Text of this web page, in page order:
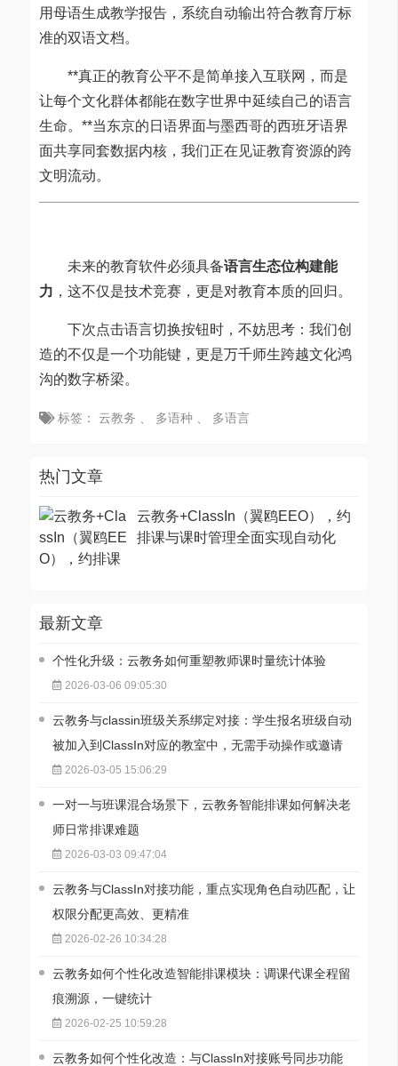
用母语生成教学报告，系统自动输出符合教育厅标
准的双语文档。
**真正的教育公平不是简单接入互联网，而是
让每个文化群体都能在数字世界中延续自己的语言
生命。**当东京的日语界面与墨西哥的西班牙语界
面共享同套数据内核，我们正在见证教育资源的跨
文明流动。
未来的教育软件必须具备语言生态位构建能
力 ，这不仅是技术竞赛，更是对教育本质的回归。
下次点击语言切换按钮时，不妨思考：我们创
造的不仅是一个功能键，更是万千师生跨越文化鸿
沟的数字桥梁。
标签： 云教务 多语种 多语言
热门文章
云教务+ClassIn（翼鸥EEO），约
排课与课时管理全面实现自动化
最新文章
个性化升级：云教务如何重塑教师课时量统计体验
2026-03-06 09:05:30
云教务与classin班级关系绑定对接：学生报名班级自动
被加入到ClassIn对应的教室中，无需手动操作或邀请
2026-03-05 15:06:29
一对一与班课混合场景下，云教务智能排课如何解决老
师日常排课难题
2026-03-03 09:47:04
云教务与ClassIn对接功能，重点实现角色自动匹配，让
权限分配更高效、更精准
2026-02-26 10:34:28
云教务如何个性化改造智能排课模块：调课代课全程留
痕溯源，一键统计
2026-02-25 10:59:28
云教务如何个性化改造：与ClassIn对接账号同步功能